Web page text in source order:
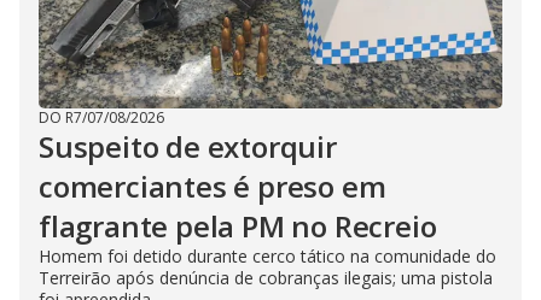
DO R7/07/08/2026
Suspeito de extorquir
comerciantes é preso em
flagrante pela PM no Recreio
Homem foi detido durante cerco tático na comunidade do
Terreirão após denúncia de cobranças ilegais; uma pistola